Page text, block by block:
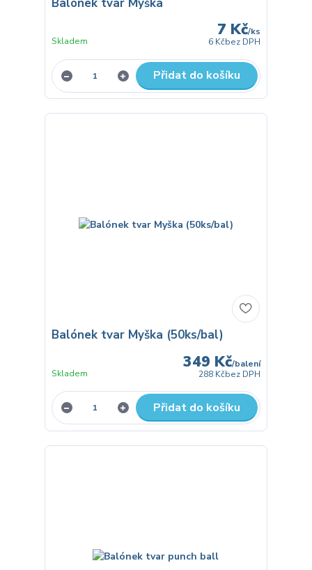
7 Kč/ks
6 Kčbez DPH
Skladem
Přidat do košíku
Balónek tvar Myška (50ks/bal)
349 Kč/balení
288 Kčbez DPH
Skladem
Přidat do košíku